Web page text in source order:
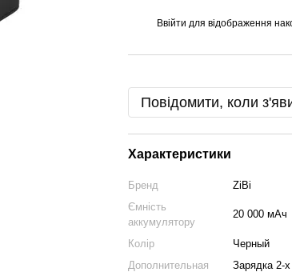
Ввійти для відображення
Повідомити, коли
Характеристики
Бренд
ZiBi
Ємність
аккумулятору
20 000 мАч
Колір
Черный
Дополнительная
Зарядка 2-